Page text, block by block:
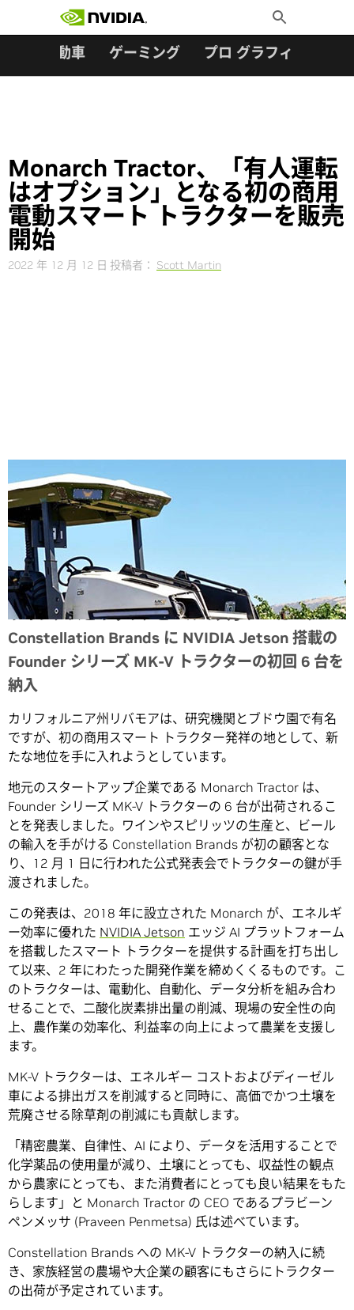
Toggle
Search
自動車 ゲーミング プロ グラフィックス
Monarch Tractor、「有人運転
はオプション」となる初の商用
電動スマート トラクターを販売
開始
2022 年 12 月 12 日 投稿者： Scott Martin
Share
ワイン、スピリッツ、ビールの大手メーカー、
Constellation Brands に NVIDIA Jetson 搭載の
Founder シリーズ MK-V トラクターの初回 6 台を
納入
カリフォルニア州リバモアは、研究機関とブドウ園で有名
ですが、初の商用スマート トラクター発祥の地として、新
たな地位を手に入れようとしています。
地元のスタートアップ企業である Monarch Tractor は、
Founder シリーズ MK-V トラクターの 6 台が出荷されるこ
とを発表しました。ワインやスピリッツの生産と、ビール
の輸入を手がける Constellation Brands が初の顧客とな
り、12 月 1 日に行われた公式発表会でトラクターの鍵が手
渡されました。
この発表は、2018 年に設立された Monarch が、エネルギ
ー効率に優れた NVIDIA Jetson エッジ AI プラットフォーム
を搭載したスマート トラクターを提供する計画を打ち出し
て以来、2 年にわたった開発作業を締めくくるものです。こ
のトラクターは、電動化、自動化、データ分析を組み合わ
せることで、二酸化炭素排出量の削減、現場の安全性の向
上、農作業の効率化、利益率の向上によって農業を支援し
ます。
MK-V トラクターは、エネルギー コストおよびディーゼル
車による排出ガスを削減すると同時に、高価でかつ土壌を
荒廃させる除草剤の削減にも貢献します。
「精密農業、自律性、AI により、データを活用することで
化学薬品の使用量が減り、土壌にとっても、収益性の観点
から農家にとっても、また消費者にとっても良い結果をもた
らします」と Monarch Tractor の CEO であるプラビーン
ペンメッサ (Praveen Penmetsa) 氏は述べています。
Constellation Brands への MK-V トラクターの納入に続
き、家族経営の農場や大企業の顧客にもさらにトラクター
の出荷が予定されています。